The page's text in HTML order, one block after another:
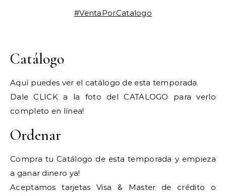
#VentaPorCatalogo
Catálogo
Aquí puedes ver el catálogo de esta temporada.
Dale CLICK a la foto del CATALOGO para verlo
completo en línea!
Ordenar
Compra tu Catálogo de esta temporada y empieza
a ganar dinero ya!
Aceptamos tarjetas Visa & Master de crédito o